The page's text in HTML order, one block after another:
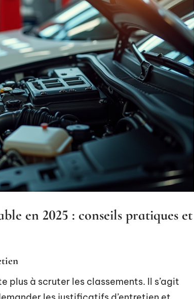
en 2025 : conseils pratiques et
plus à scruter les classements. Il s’agit